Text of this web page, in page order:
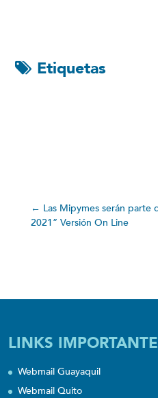
Etiquetas
← Las Mipymes serán parte
2021” Versión On Line
LINKS
Webmail Guayaquil
Webmail Quito